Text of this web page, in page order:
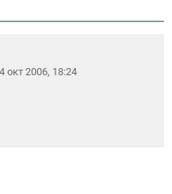
окт 2006, 18:24